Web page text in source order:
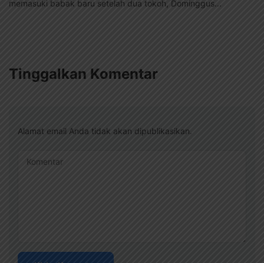
memasuki babak baru setelah dua tokoh, Dominggus...
Tinggalkan Komentar
Alamat email Anda tidak akan dipublikasikan.
Komentar